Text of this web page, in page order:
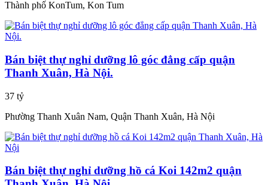
Thành phố KonTum, Kon Tum
Bán biệt thự nghỉ dưỡng lô góc đẳng cấp quận
Thanh Xuân, Hà Nội.
37 tỷ
Phường Thanh Xuân Nam, Quận Thanh Xuân, Hà Nội
Bán biệt thự nghỉ dưỡng hồ cá Koi 142m2 quận